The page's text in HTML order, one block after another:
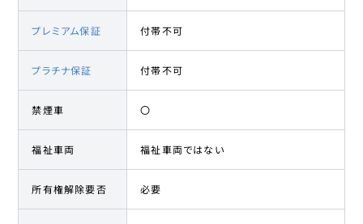
プレミアム保証 付帯不可
プラチナ保証 付帯不可
禁煙車 〇
福祉車両 福祉車両ではない
所有権解除要否 必要